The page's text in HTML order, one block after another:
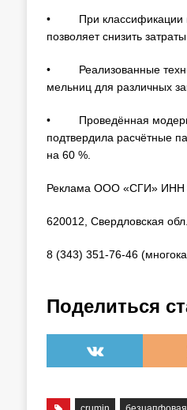
• При классификации
позволяет снизить
• Реализованные
мельниц для различных
• Проведённая
подтвердила расчётные
на 60 %.
Реклама ООО «СГИ» ИНН
620012, Свердловская
8 (343) 351-76-46
Поделиться